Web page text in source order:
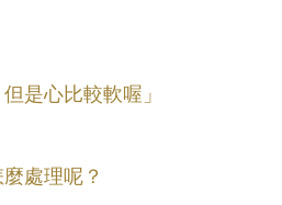
是心比較軟喔」
處理呢？